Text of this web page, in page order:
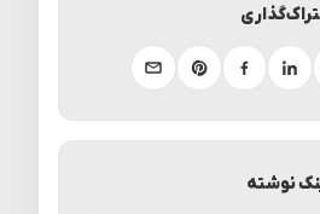
نوشته
لینکدینفیسبوکپینترستایمیل